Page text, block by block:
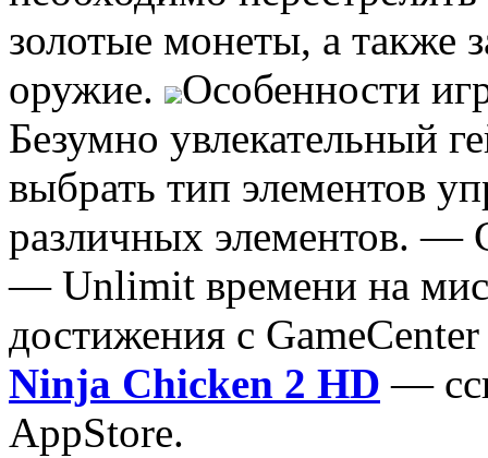
золотые монеты, а также
оружие.
Особенности
Безумно увлекательный
выбрать тип элементов
различных элементов. —
— Unlimit времени на
достижения с
Ninja Chicken 2 HD —
AppStore.